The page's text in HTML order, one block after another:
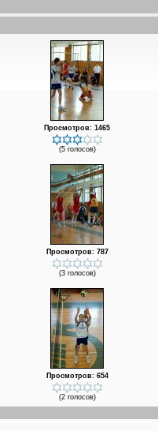
Просмотров: 1465
(5 голосов)
Просмотров: 787
(3 голосов)
Просмотров: 654
(2 голосов)